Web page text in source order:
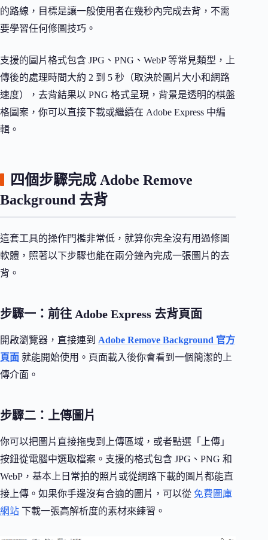
的路線，目標是讓一般使用者在幾秒內完成去背，不需
要學習任何修圖技巧。
支援的圖片格式包含 JPG、PNG、WebP 等常見類型，上
傳後的處理時間大約 2 到 5 秒（取決於圖片大小和網路
速度），去背結果以 PNG 格式呈現，背景是透明的棋盤
格圖案，你可以直接下載或繼續在 Adobe Express 中編
輯。
四個步驟完成 Adobe Remove
Background 去背
這套工具的操作門檻非常低，就算你完全沒有用過修圖
軟體，照著以下步驟也能在兩分鐘內完成一張圖片的去
背。
步驟一：前往 Adobe Express 去背頁面
開啟瀏覽器，直接連到 Adobe Remove Background 官方
頁面 就能開始使用。頁面載入後你會看到一個簡潔的上
傳介面。
步驟二：上傳圖片
你可以把圖片直接拖曳到上傳區域，或者點選「上傳」
按鈕從電腦中選取檔案。支援的格式包含 JPG、PNG 和
WebP，基本上日常拍的照片或從網路下載的圖片都能直
接上傳。如果你手邊沒有合適的圖片，可以從 免費圖庫
網站 下載一張高解析度的素材來練習。